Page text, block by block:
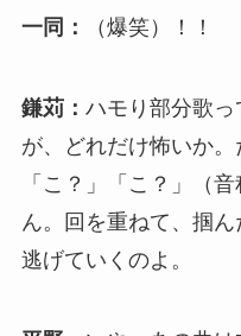
一同： （爆笑）！！
鎌苅： ハモり部分歌っ
が、どれだけ怖いか
「こ？」「こ？」（
ん。回を重ねて、掴
逃げていくのよ。